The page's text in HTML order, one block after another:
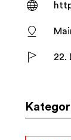
22.